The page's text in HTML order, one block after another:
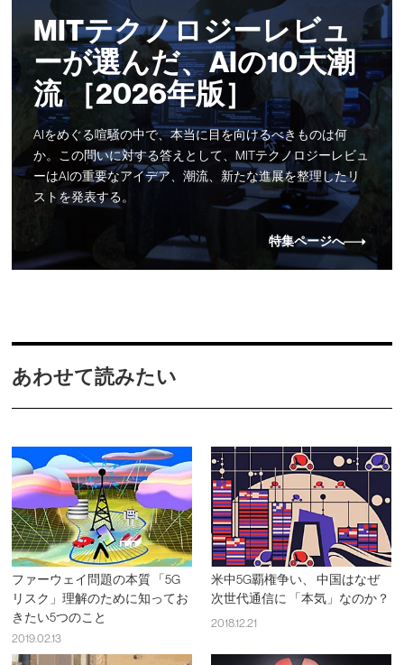
MITテクノロジーレビュ
ーが選んだ、AIの10大潮
流 ［2026年版］
AIをめぐる喧騒の中で、本当に目を向けるべきものは何
か。この問いに対する答えとして、MITテクノロジーレビュ
ーはAIの重要なアイデア、潮流、新たな進展を整理したリ
ストを発表する。
特集ページへ
あわせて読みたい
ファーウェイ問題の本質 「5G
リスク」理解のために知ってお
きたい5つのこと
2019.02.13
米中5G覇権争い、 中国はなぜ
次世代通信に 「本気」なのか？
2018.12.21